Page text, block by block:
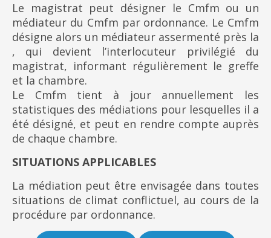
Le magistrat peut désigner le Cmfm ou un
médiateur du Cmfm par ordonnance. Le Cmfm
désigne alors un médiateur assermenté près la
, qui devient l’interlocuteur privilégié du
magistrat, informant régulièrement le greffe
et la chambre.
Le Cmfm tient à jour annuellement les
statistiques des médiations pour lesquelles il a
été désigné, et peut en rendre compte auprès
de chaque chambre.
SITUATIONS APPLICABLES
La médiation peut être envisagée dans toutes
situations de climat conflictuel, au cours de la
procédure par ordonnance.